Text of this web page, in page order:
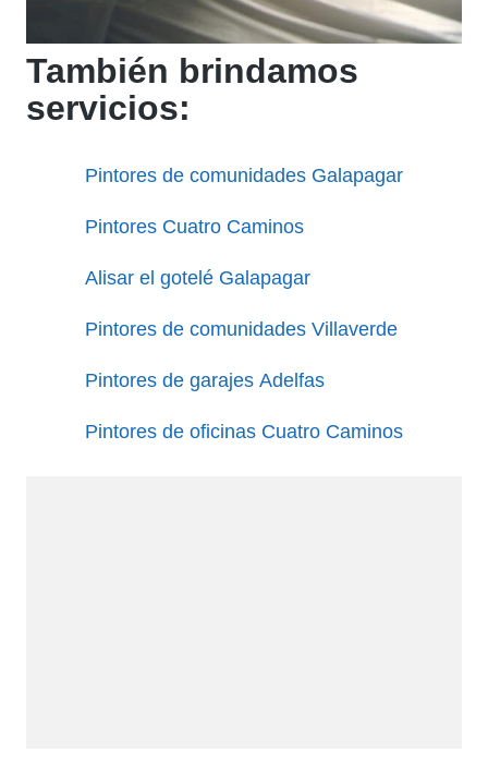
También brindamos
servicios:
Pintores de comunidades Galapagar
Pintores Cuatro Caminos
Alisar el gotelé Galapagar
Pintores de comunidades Villaverde
Pintores de garajes Adelfas
Pintores de oficinas Cuatro Caminos